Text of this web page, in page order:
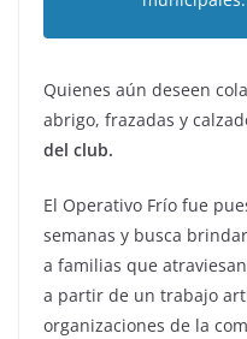
Quienes aún deseen
abrigo, frazadas y
del club.
El Operativo Frío fue
semanas y busca
a familias que
a partir de un trabajo
organizaciones de la